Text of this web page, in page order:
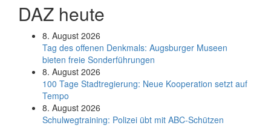
DAZ heute
8. August 2026
Tag des offenen Denkmals: Augsburger Museen
bieten freie Sonderführungen
8. August 2026
100 Tage Stadtregierung: Neue Kooperation setzt auf
Tempo
8. August 2026
Schul­weg­trai­ning: Poli­zei übt mit ABC-Schüt­zen